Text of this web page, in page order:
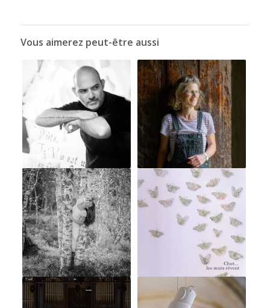
Vous aimerez peut-être aussi